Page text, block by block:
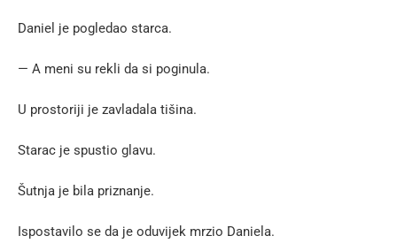
Daniel je pogledao starca.
— A meni su rekli da si poginula.
U prostoriji je zavladala tišina.
Starac je spustio glavu.
Šutnja je bila priznanje.
Ispostavilo se da je oduvijek mrzio Daniela.